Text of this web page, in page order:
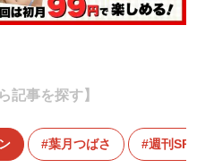
記事を探す】
葉月つばさ 週刊SPA!